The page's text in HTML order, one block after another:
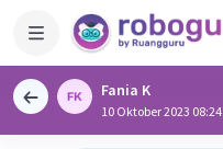
Fania K
10 Oktober 2023 08:24